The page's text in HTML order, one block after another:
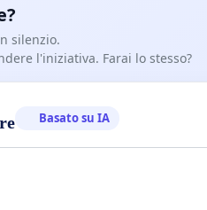
silenzio.
l'iniziativa. Farai lo stesso?
Basato su IA